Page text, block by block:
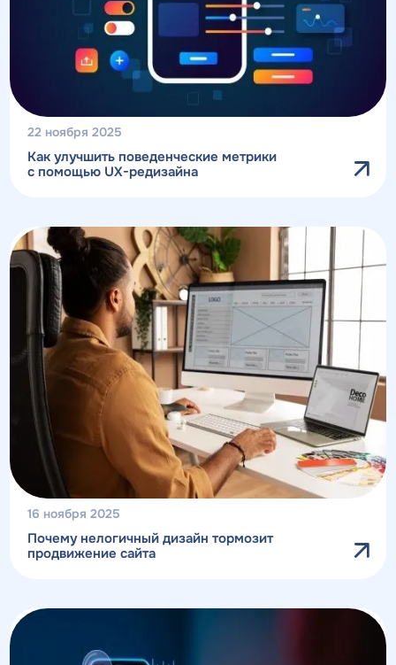
22 ноября 2025
Как улучшить поведенческие метрики
с помощью UX-редизайна
16 ноября 2025
Почему нелогичный дизайн тормозит
продвижение сайта